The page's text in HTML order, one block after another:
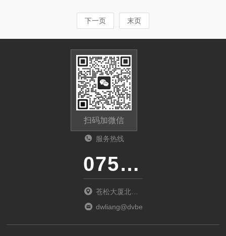
下一页 末页
扫码加微信
服务热线
0755-23481139
苍松大厦北座
1901
dwliang@dvbei.com